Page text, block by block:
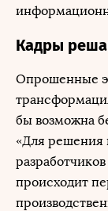
Кадры
Опрошенные
бы возможна
«Для решения
происходит